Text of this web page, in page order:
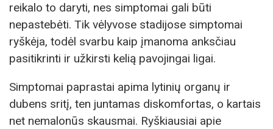
reikalo to daryti, nes simptomai gali būti
nepastebėti. Tik vėlyvose stadijose simptomai
ryškėja, todėl svarbu kaip įmanoma anksčiau
pasitikrinti ir užkirsti kelią pavojingai ligai.
Simptomai paprastai apima lytinių organų ir
dubens sritį, ten juntamas diskomfortas, o kartais
net nemalonūs skausmai. Ryškiausiai apie